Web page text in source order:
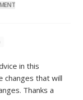
in this
changes that will
Thanks a